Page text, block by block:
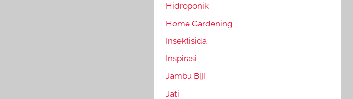
Hidroponik
Home Gardening
Insektisida
Inspirasi
Jambu Biji
Jati